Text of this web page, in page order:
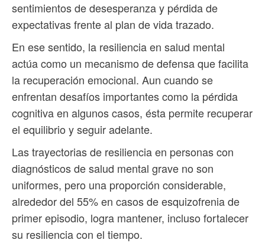
sentimientos de desesperanza y pérdida de
expectativas frente al plan de vida trazado.
En ese sentido, la resiliencia en salud mental
actúa como un mecanismo de defensa que facilita
la recuperación emocional. Aun cuando se
enfrentan desafíos importantes como la pérdida
cognitiva en algunos casos, ésta permite recuperar
el equilibrio y seguir adelante.
Las trayectorias de resiliencia en personas con
diagnósticos de salud mental grave no son
uniformes, pero una proporción considerable,
alrededor del 55% en casos de esquizofrenia de
primer episodio, logra mantener, incluso fortalecer
su resiliencia con el tiempo.